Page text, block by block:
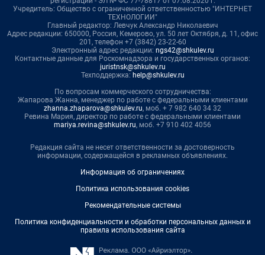
Учредитель: Общество с ограниченной ответственностью "ИНТЕРНЕТ
ТЕХНОЛОГИИ"
Главный редактор: Левчук Александр Николаевич
Адрес редакции: 650000, Россия, Кемерово, ул. 50 лет Октября, д. 11, офис
201, телефон +7 (3842) 23-22-60
Электронный адрес редакции: ngs42@shkulev.ru
Контактные данные для Роскомнадзора и государственных органов:
juristnsk@shkulev.ru
Техподдержка: help@shkulev.ru
По вопросам коммерческого сотрудничества:
Жапарова Жанна, менеджер по работе с федеральными клиентами
zhanna.zhaparova@shkulev.ru, моб. + 7 982 640 34 32
Ревина Мария, директор по работе с федеральными клиентами
mariya.revina@shkulev.ru, моб. +7 910 402 4056
Редакция сайта не несет ответственности за достоверность
информации, содержащейся в рекламных объявлениях.
Информация об ограничениях
Политика использования cookies
Рекомендательные системы
Политика конфиденциальности и обработки персональных данных и
правила использования сайта